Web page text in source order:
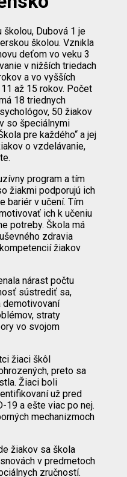
Dubová 1 je
školou. Vznikla
deťom vo veku 3
v nižších triedach
a vo vyšších
až 15 rokov. Počet
18 triednych
50 žiakov
so špeciálnymi
pre každého“ a jej
o vzdelávanie,
program a tím
žiakmi podporujú ich
bariér v učení. Tím
ich k učeniu
potreby. Škola má
zdravia
žiakov
nárast počtu
sústrediť sa,
demotivovaní
straty
vo svojom
žiaci škôl
preto sa
Žiaci boli
už pred
19 a ešte viac po nej.
mechanizmoch
žiakov sa škola
v predmetoch
zručností.